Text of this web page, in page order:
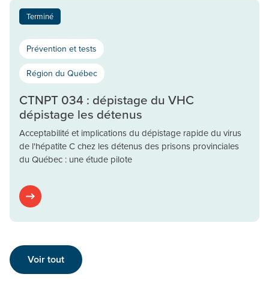
Terminé
Prévention et tests
Région du Québec
CTNPT 034 : dépistage du VHC
dépistage les détenus
Acceptabilité et implications du dépistage rapide du virus
de l'hépatite C chez les détenus des prisons provinciales
du Québec : une étude pilote
Voir tout